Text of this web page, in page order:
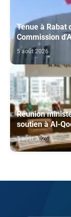
Tenue à Rabat
Commission
Modernisation
de Cinéma au
5 août 2026
Réunion
soutien à Al-
la participation
5 août 2026